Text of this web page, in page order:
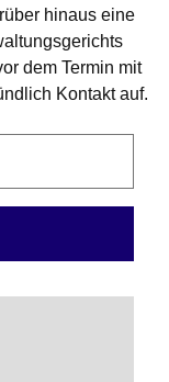
hinaus eine
dem Termin mit
Kontakt auf.